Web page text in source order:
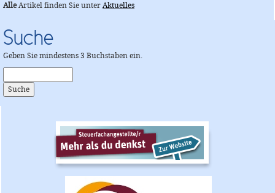
AlleArtikel finden Sie unterAktuelles
Suche
Geben Sie mindestens 3 Buchstaben ein.